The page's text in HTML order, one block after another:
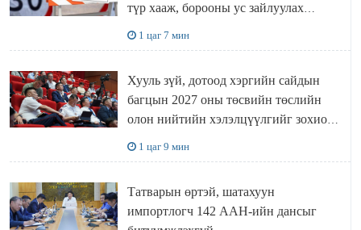
түр хааж, борооны ус зайлуулах
1 цаг 7 мин
Хууль зүй, дотоод хэргийн сайдын
багцын 2027 оны төсвийн төслийн
олон нийтийн хэлэлцүүлгийг зохион
1 цаг 9 мин
Татварын өртэй, шатахуун
импортлогч 142 ААН-ийн дансыг